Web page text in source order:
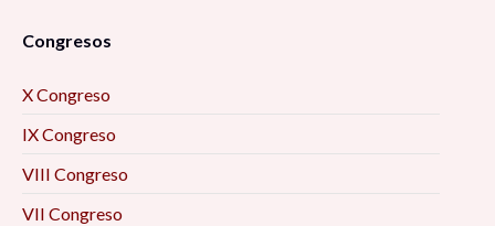
Congresos
X Congreso
IX Congreso
VIII Congreso
VII Congreso